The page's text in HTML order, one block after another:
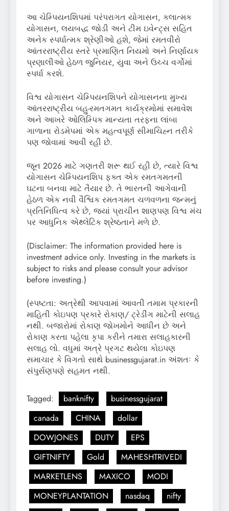
આ ચેમ્પિયનશિપમાં પરંપરાગત યોગાસન, કલાત્મક
યોગાસન, લયબદ્ધ જોડી અને ટીમ ઇવેન્ટ્સ સહિત
અનેક સ્પર્ધાત્મક શ્રેણીઓ હશે, જેમાં રમતવીરો
આંતરરાષ્ટ્રીય સ્તરે પ્રમાણિત નિયમો અને નિર્ણાયક
પ્રણાલીઓ હેઠળ જુનિયર, યુવા અને ઉચ્ચ વર્ગોમાં
સ્પર્ધા કરશે.
વિશ્વ યોગાસન ચેમ્પિયનશિપને યોગાસનના મુખ્ય
આંતરરાષ્ટ્રીય બહુ-રમતગમત કાર્યક્રમોમાં સમાવેશ
અને આખરે ઓલિમ્પિક માન્યતા તરફના લાંબા
ગાળાના રોડમેપમાં એક મહત્વપૂર્ણ સીમાચિહ્ન તરીકે
પણ જોવામાં આવી રહી છે.
જૂન 2026 માટે ગણતરી શરૂ થઈ રહી છે, ત્યારે વિશ્વ
યોગાસન ચેમ્પિયનશિપ ફક્ત એક રમતગમતની
ઘટના બનવા માટે તૈયાર છે. તે ભારતની આગેવાની
હેઠળ એક નવી વૈશ્વિક રમતગમત ચળવળના જન્મનું
પ્રતિનિધિત્વ કરે છે, જ્યાં પ્રાચીન શાણપણ વિશ્વ મંચ
પર આધુનિક એથ્લેટિક શ્રેષ્ઠતાને મળે છે.
(Disclaimer: The information provided here is
investment advice only. Investing in the markets is
subject to risks and please consult your advisor
before investing.)
(સ્પષ્ટતા: અત્રેથી આપવામાં આવતી તમામ પ્રકારની
માહિતી કોઇપણ પ્રકારે રોકાણ/ ટ્રેડીંગ માટેની સલાહ
નથી. બજારોમાં રોકાણ જોખમોને આધીન છે અને
રોકાણ કરતા પહેલા કૃપા કરીને તમારા સલાહકારની
સલાહ લો. વધુમાં અત્રે પ્રગટ થયેલા કોઇપણ
સમાચાર કે વિગતો સાથે businessgujarat.in અંશતઃ કે
સંપુર્સણપણે સહમત નથી.
Tagged: banknifty
businessgujarat
canada
CHINA
dollar
DOWJONES
DUTY
EPS
GIFTNIFTY
Gold
MAHESHTRIVEDI
MARKETLENS
MAXICO
MODI
MONEYPLANTATION
nasdaq
nifty